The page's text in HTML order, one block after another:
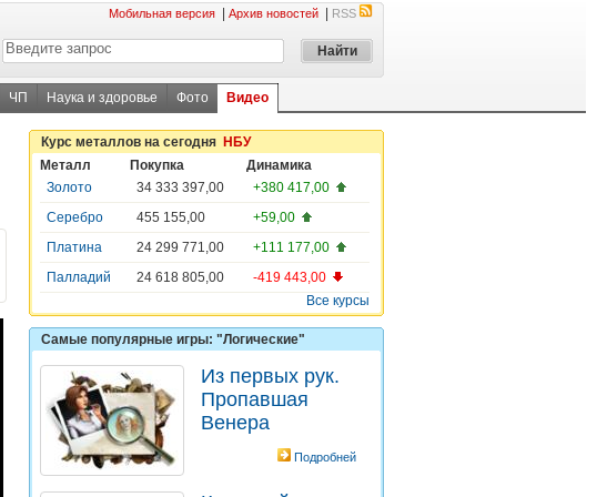
Мобильная версия Архив новостей RSS
ЧП Наука и здоровье Фото Видео
Курс металлов на сегодня НБУ
Металл
Покупка
Динамика
Золото
34 333 397,00
+380 417,00
Серебро
455 155,00
+59,00
Платина
24 299 771,00
+111 177,00
Палладий
24 618 805,00
-419 443,00
Все курсы
Самые популярные игры: "Логические"
Из первых рук.
Пропавшая
Венера
Подробней